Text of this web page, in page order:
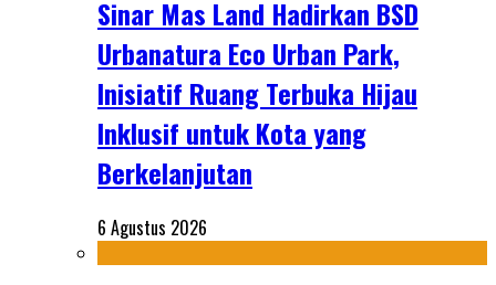
Sinar Mas Land Hadirkan BSD
Urbanatura Eco Urban Park,
Inisiatif Ruang Terbuka Hijau
Inklusif untuk Kota yang
Berkelanjutan
6 Agustus 2026